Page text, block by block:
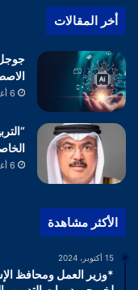
أخر المقالات
جوجل
6 أغسطس، 2026
6 أغسطس، 2026
الأكثر مشاهدة
15 أكتوبر، 2024
*وزير العمل ومحافظ